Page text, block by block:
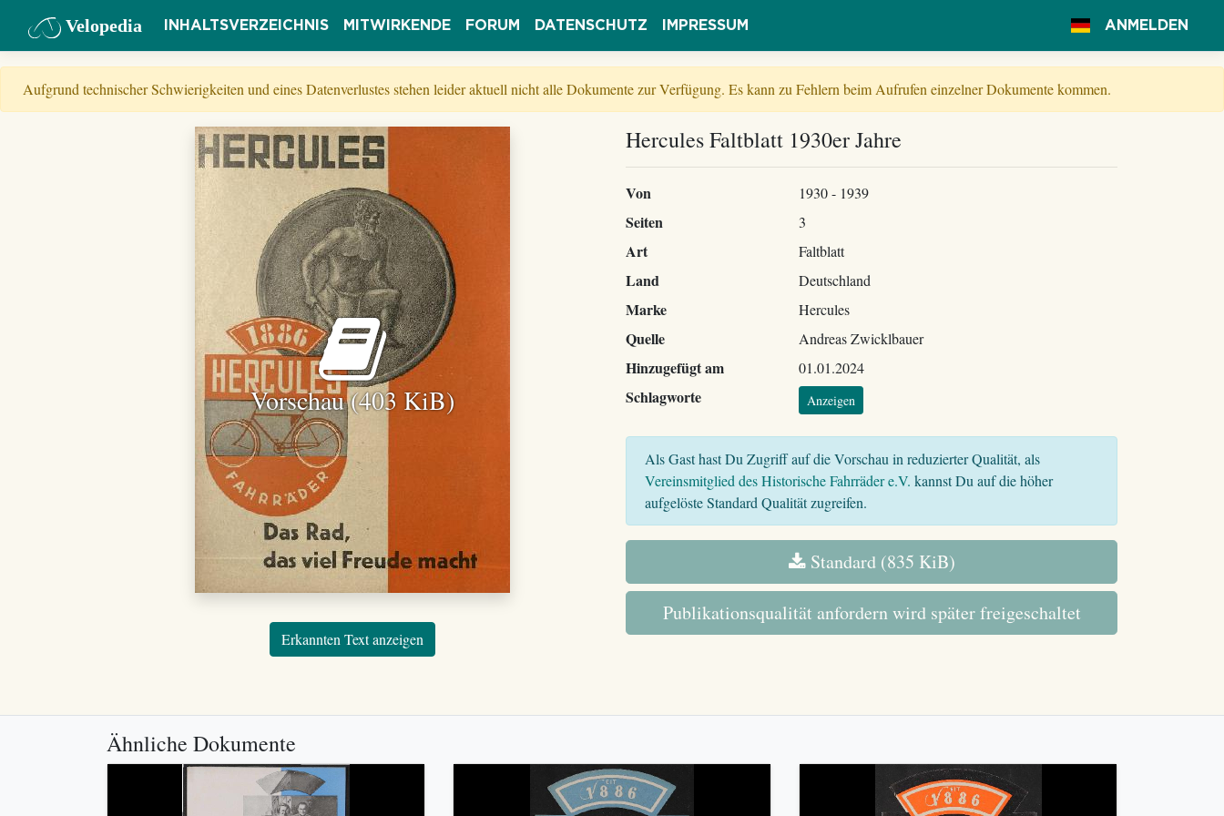
Velopedia INHALTSVERZEICHNIS MITWIRKENDE FORUM DATENSCHUTZ IMPRESSUM ANMELDEN
Aufgrund technischer Schwierigkeiten und eines Datenverlustes stehen leider aktuell nicht alle Dokumente zur Verfügung. Es kann zu Fehlern beim Aufrufen einzelner Dokumente kommen.
Vorschau (403 KiB)
Erkannten Text anzeigen
Hercules Faltblatt 1930er Jahre
Von 1930 - 1939
Seiten 3
Art Faltblatt
Land Deutschland
Marke Hercules
Quelle Andreas Zwicklbauer
Hinzugefügt am 01.01.2024
Schlagworte Anzeigen
Als Gast hast Du Zugriff auf die Vorschau in reduzierter Qualität, als
Vereinsmitglied des Historische Fahrräder e.V. kannst Du auf die höher
aufgelöste Standard Qualität zugreifen.
Standard (835 KiB)
Publikationsqualität anfordern wird später freigeschaltet
Ähnliche Dokumente